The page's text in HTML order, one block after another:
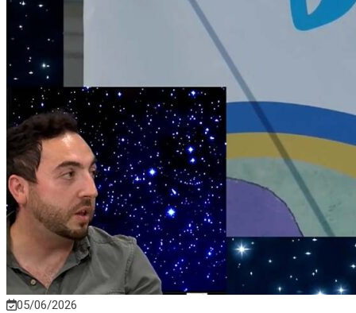
05/06/2026